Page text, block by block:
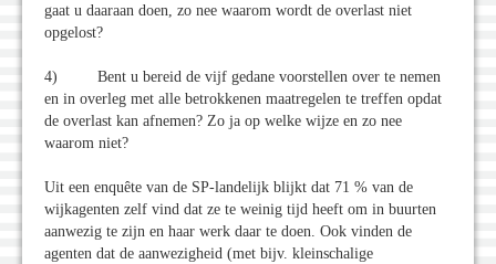
gaat u daaraan doen, zo nee waarom wordt de overlast niet
opgelost?
4) Bent u bereid de vijf gedane voorstellen over te nemen
en in overleg met alle betrokkenen maatregelen te treffen opdat
de overlast kan afnemen? Zo ja op welke wijze en zo nee
waarom niet?
Uit een enquête van de SP-landelijk blijkt dat 71 % van de
wijkagenten zelf vind dat ze te weinig tijd heeft om in buurten
aanwezig te zijn en haar werk daar te doen. Ook vinden de
agenten dat de aanwezigheid (met bijv. kleinschalige